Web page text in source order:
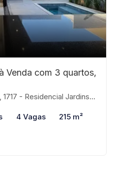
Venda com 3 quartos,
Jardins, São José do Rio Preto-SP
4 Vagas 215 m²